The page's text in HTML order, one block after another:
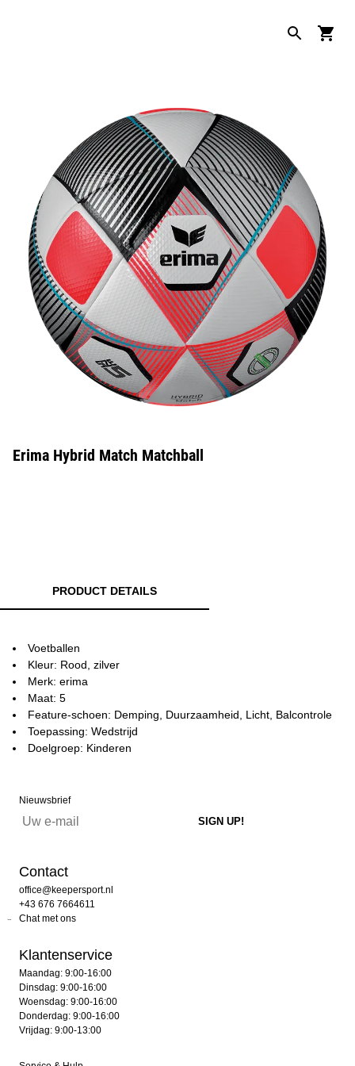
Erima Hybrid Match Matchball
PRODUCT DETAILS
Voetballen
Kleur: Rood, zilver
Merk: erima
Maat: 5
Feature-schoen: Demping, Duurzaamheid, Licht, Balcontrole
Toepassing: Wedstrijd
Doelgroep: Kinderen
Nieuwsbrief
Contact
office@keepersport.nl
+43 676 7664611
Chat met ons
Klantenservice
Maandag: 9:00-16:00
Dinsdag: 9:00-16:00
Woensdag: 9:00-16:00
Donderdag: 9:00-16:00
Vrijdag: 9:00-13:00